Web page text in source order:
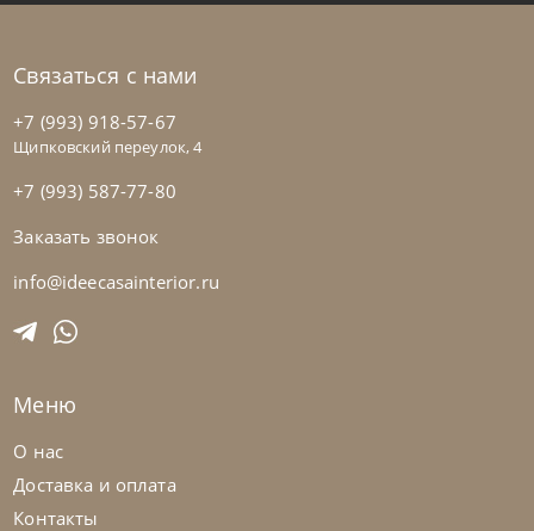
Franco Bianchini
На заказ
Связаться с нами
+7 (993) 918-57-67
Щипковский переулок, 4
+7 (993) 587-77-80
Заказать звонок
info@ideecasainterior.ru
Меню
О нас
Доставка и оплата
Контакты